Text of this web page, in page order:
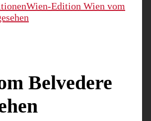
Wien-Edition Wien vom
Belvedere